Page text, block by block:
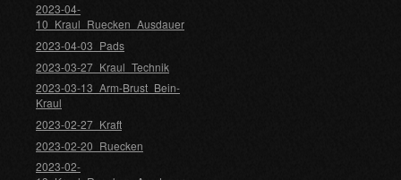
2023-04-
10_Kraul_Ruecken_Ausdauer
2023-04-03_Pads
2023-03-27_Kraul_Technik
2023-03-13_Arm-Brust_Bein-
Kraul
2023-02-27_Kraft
2023-02-20_Ruecken
2023-02-